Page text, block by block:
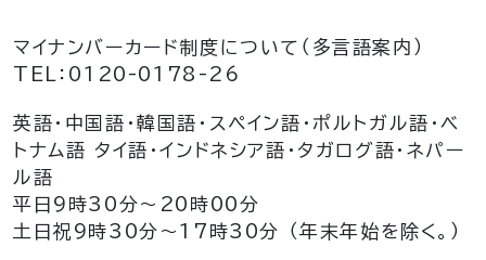
マイナンバーカード制度について（多言語案内）
TEL：0120-0178-26
英語・中国語・韓国語・スペイン語・ポルトガル語・ベ
トナム語 タイ語・インドネシア語・タガログ語・ネパー
ル語
平日9時30分～20時00分
土日祝9時30分～17時30分 （年末年始を除く。）